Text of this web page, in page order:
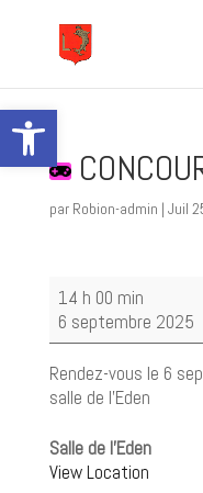
Ouvrir la barre d’outils
par Robion-admin | Juil
CONCOURS
DE
COINCHE
14 h 00 min
6 septembre 2025
Rendez-vous le 6
salle de l'Eden
Salle de l'Eden
View Location